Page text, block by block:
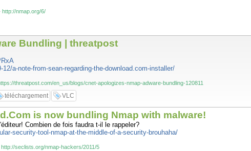
http://nmap.org/6/
Bundling | threatpost
a-note-from-sean-regarding-the-download.com-installer/
threatpost.com/en_us/blogs/cnet-apologizes-nmap-adware-bundling-120811
téléchargement VLC
is now bundling Nmap with malware!
Combien de fois faudra t-il le rappeler?
security-tool-nmap-at-the-middle-of-a-security-brouhaha/
http://seclists.org/nmap-hackers/2011/5